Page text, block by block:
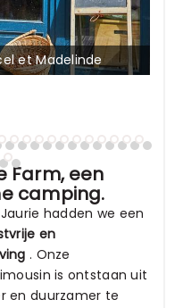
et Madelinde
Farm, een
camping.
hadden we een
en
. Onze
is ontstaan uit
en duurzamer te